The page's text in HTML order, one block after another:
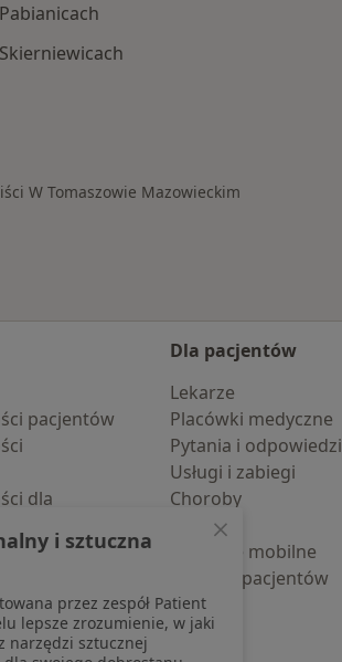
W Tomaszowie Mazowieckim
pacjentów
dla
wyszukiwania
Dla pacjentów
Lekarze
Placówki medyczne
Pytania i odpowiedzi
Usługi i zabiegi
Choroby
Pomoc
Aplikacje mobilne
Blog dla pacjentów
i sztuczna
przez zespół Patient
lepsze zrozumienie, w jaki
narzędzi sztucznej